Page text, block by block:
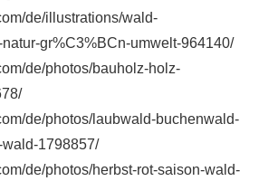
de/illustrations/wald-
gr%C3%BCn-umwelt-964140/
de/photos/bauholz-holz-
de/photos/laubwald-buchenwald-
1798857/
de/photos/herbst-rot-saison-wald-